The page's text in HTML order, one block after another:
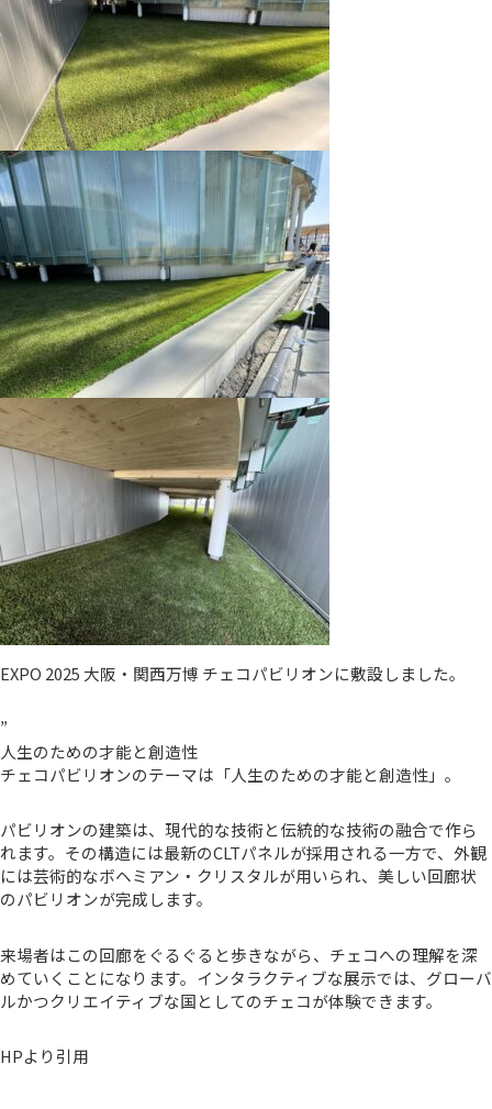
EXPO 2025 大阪・関西万博 チェコパビリオンに敷設しました。
”
人生のための才能と創造性
チェコパビリオンのテーマは「人生のための才能と創造性」。
パビリオンの建築は、現代的な技術と伝統的な技術の融合で作ら
れます。その構造には最新のCLTパネルが採用される一方で、外観
には芸術的なボヘミアン・クリスタルが用いられ、美しい回廊状
のパビリオンが完成します。
来場者はこの回廊をぐるぐると歩きながら、チェコへの理解を深
めていくことになります。インタラクティブな展示では、グローバ
ルかつクリエイティブな国としてのチェコが体験できます。
HPより引用